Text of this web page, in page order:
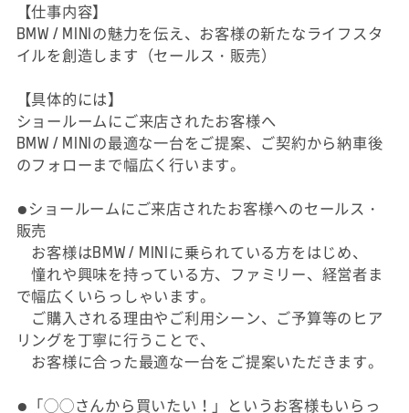
【仕事内容】
BMW / MINIの魅力を伝え、お客様の新たなライフスタ
イルを創造します（セールス・販売）
【具体的には】
ショールームにご来店されたお客様へ
BMW / MINIの最適な一台をご提案、ご契約から納車後
のフォローまで幅広く行います。
●ショールームにご来店されたお客様へのセールス・
販売
お客様はBMW / MINIに乗られている方をはじめ、
憧れや興味を持っている方、ファミリー、経営者ま
で幅広くいらっしゃいます。
ご購入される理由やご利用シーン、ご予算等のヒア
リングを丁寧に行うことで、
お客様に合った最適な一台をご提案いただきます。
●「◯◯さんから買いたい！」というお客様もいらっ